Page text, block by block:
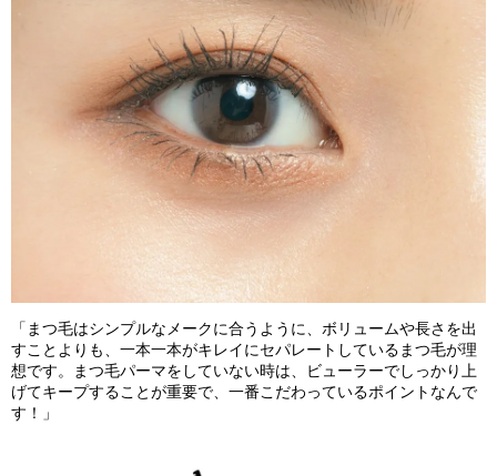
「まつ毛はシンプルなメークに合うように、ボリュームや長さを出
すことよりも、一本一本がキレイにセパレートしているまつ毛が理
想です。まつ毛パーマをしていない時は、ビューラーでしっかり上
げてキープすることが重要で、一番こだわっているポイントなんで
す！」